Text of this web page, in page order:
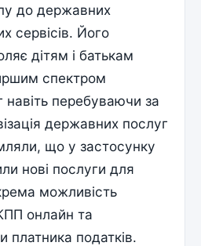
до державних
сервісів. Його
дітям і батькам
спектром
перебуваючи за
державних послуг
що у застосунку
нові послуги для
можливість
онлайн та
платника податків.